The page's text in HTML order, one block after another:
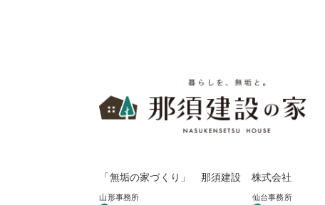
「無垢の家づくり」 那須建設 株式会社
山形事務所
仙台事務所